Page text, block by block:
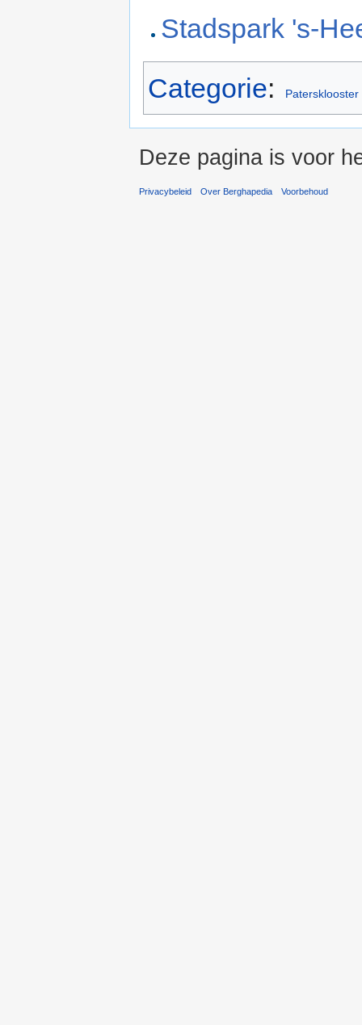
Stadspark 's-
Categorie: Patersklooster
Deze pagina is voor
Privacybeleid Over Berghapedia Voorbehoud